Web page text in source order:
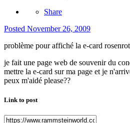
Share
Posted November 26, 2009
problème pour affiché la e-card
je fait une page web de souvenir du
mettre la e-card sur ma page et je
peux m'aidé please??
Link to post